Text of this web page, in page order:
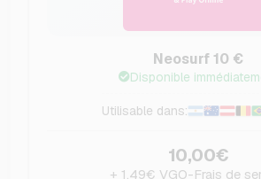
Neosurf 10 €
Disponible
Utilisable dans:
10,00€
+ 1,49€ VGO-Frais de